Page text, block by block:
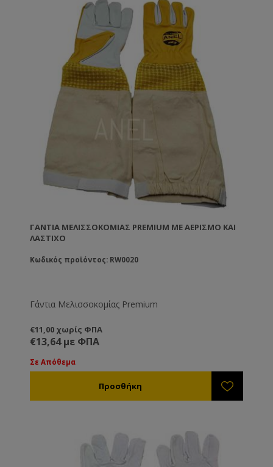
ΓΆΝΤΙΑ ΜΕΛΙΣΣΟΚΟΜΊΑΣ PREMIUM ΜΕ ΑΕΡΙΣΜΌ ΚΑΙ
ΛΆΣΤΙΧΟ
Κωδικός προϊόντος: RW0020
Γάντια Μελισσοκομίας Premium
€11,00 χωρίς ΦΠΑ
€13,64 με ΦΠΑ
Σε Απόθεμα